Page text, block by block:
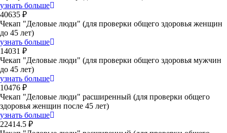
узнать больше
40635 ₽
Чекап "Деловые люди" (для проверки общего здоровья женщин
до 45 лет)
узнать больше
14031 ₽
Чекап "Деловые люди" (для проверки общего здоровья мужчин
до 45 лет)
узнать больше
10476 ₽
Чекап "Деловые люди" расширенный (для проверки общего
здоровья женщин после 45 лет)
узнать больше
22414.5 ₽